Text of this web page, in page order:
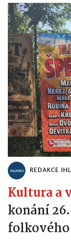
REDAKCE
Kultura a
konání